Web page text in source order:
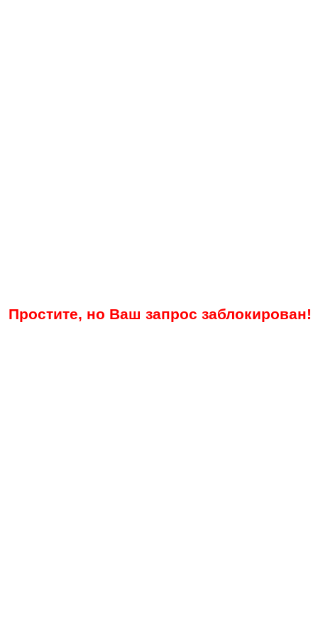
Простите, но Ваш запрос заблокирован!